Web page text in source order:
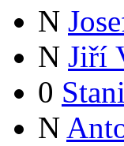
N
N Jiří
0
N